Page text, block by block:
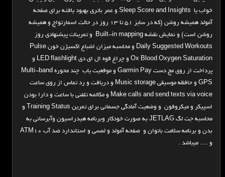
خواب یا Sleep Score and Insights و عمر باتری بهبود یافته برای صفحه
آمولد همیشه روشن (که در سایز 51 تا 13 روز در حالت اسمارتواچ و همیشه
روشن است) و نمایش نقشه Built-in mapping و تمرینات پیشنهادی روز
Daily Suggested Workouts و محاسبه میزان اشباع اکسیژن خون Pulse
Ox Blood Oxygen Saturation و چراغ قوه ال ای دی LED flashlight و
پرداخت از روی مچ دست Garmin Pay و موقعیت یاب چند محوره Multi-band
GPS و حافظه موسیقی Music storage و دریافت و رد تماس از روی ساعت
Make calls and send texts via voice و مکالمه تلفنی با ساعت و دارا بودن
اسپیکر و میکروفون و وضعیت آمادگی جسمانی برای تمرین Training Status و
محاسبه جت لگ JETLAG به صورت خودکار وبرنامه هیدراسیون وآبرسانی به
بدن و برنامه سلامت بانوان و صفحه آمولد و لمسی و استاندارد ضد آب ATM10
و .... میباشد .